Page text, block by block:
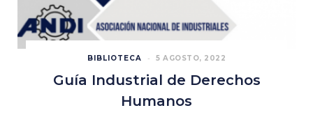
BIBLIOTECA 5 AGOSTO, 2022
Guía Industrial de Derechos
Humanos